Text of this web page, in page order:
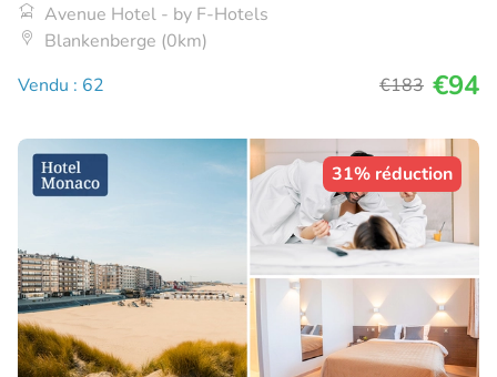
Avenue Hotel - by F-Hotels
Blankenberge (0km)
Vendu : 62
€183 €94
31% réduction